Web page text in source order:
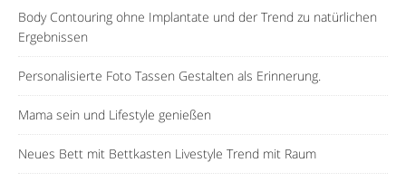
Body Contouring ohne Implantate und der Trend zu natürlichen
Ergebnissen
Personalisierte Foto Tassen Gestalten als Erinnerung.
Mama sein und Lifestyle genießen
Neues Bett mit Bettkasten Livestyle Trend mit Raum